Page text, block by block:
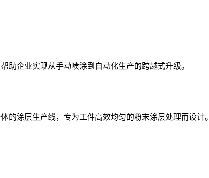
助企业实现从手动喷涂到自动化生产的跨越式升级。
的涂层生产线，专为工件高效均匀的粉末涂层处理而设计。